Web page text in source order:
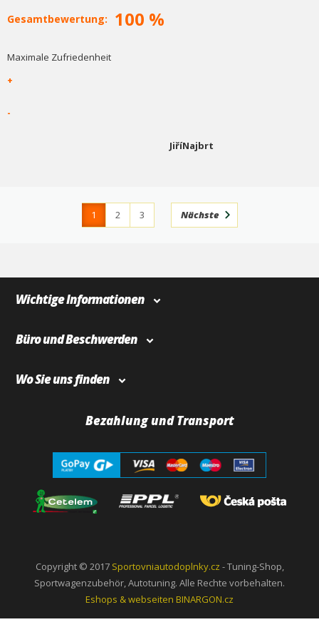
Gesamtbewertung: 100 %
Maximale Zufriedenheit
+
-
JiříNajbrt
1 2
3
Nächste
Wichtige Informationen
Büro und Beschwerden
Wo Sie uns finden
Bezahlung und Transport
Copyright © 2017 Sportovniautodoplnky.cz - Tuning-Shop,
Sportwagenzubehör, Autotuning. Alle Rechte vorbehalten.
Eshops & webseiten BINARGON.cz